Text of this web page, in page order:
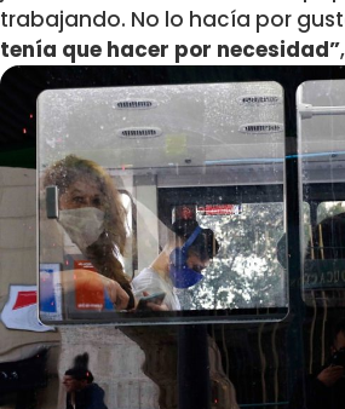
trabajando. No lo hacía por
tenía que hacer por necesidad”